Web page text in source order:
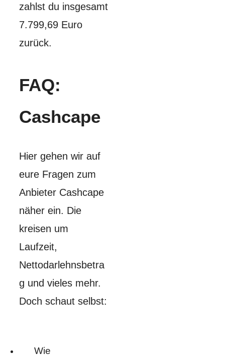
zahlst du insgesamt
7.799,69 Euro
zurück.
FAQ:
Cashcape
Hier gehen wir auf
eure Fragen zum
Anbieter Cashcape
näher ein. Die
kreisen um
Laufzeit,
Nettodarlehnsbetra
g und vieles mehr.
Doch schaut selbst:
Wie